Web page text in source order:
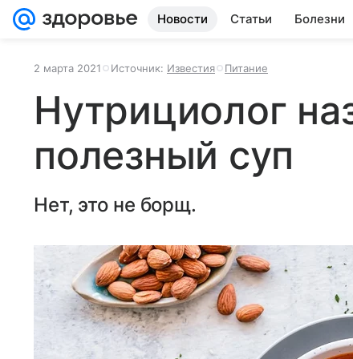
Новости Статьи Болезни
2 марта 2021 Источник: Известия Питание
Нутрициолог
полезный суп
Нет, это не борщ.